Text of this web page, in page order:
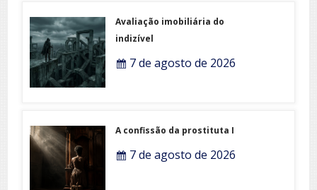
Avaliação imobiliária do
indizível
7 de agosto de 2026
A confissão da prostituta I
7 de agosto de 2026